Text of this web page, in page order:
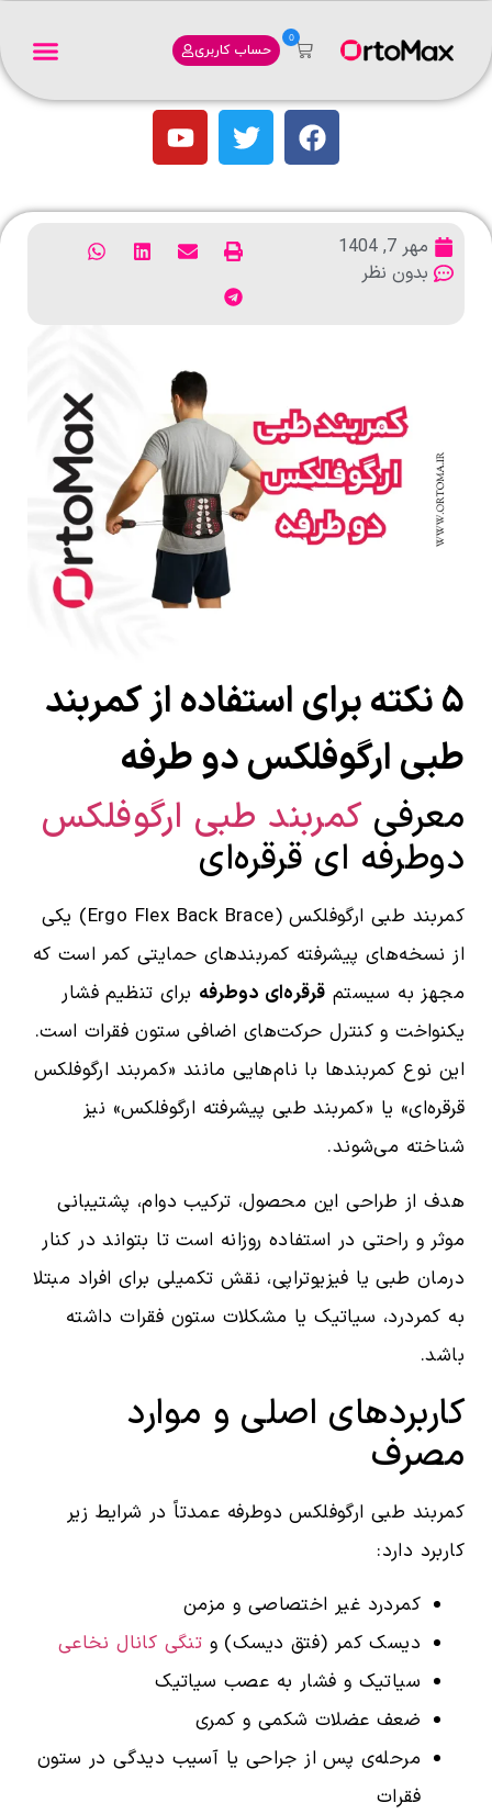
0
حساب کاربری
مهر 7, 1404
بدون نظر
۵ نکته برای استفاده از کمربند
طبی ارگوفلکس دو طرفه
معرفیکمربند طبی ارگوفلکس
دوطرفه ای قرقره‌ای
کمربند طبی ارگوفلکس (Ergo Flex Back Brace) یکی
از نسخه‌های پیشرفته کمربندهای حمایتی کمر است که
مجهز به سیستم قرقره‌ای دوطرفه برای تنظیم فشار
یکنواخت و کنترل حرکت‌های اضافی ستون فقرات است.
این نوع کمربندها با نام‌هایی مانند «کمربند ارگوفلکس
قرقره‌ای» یا «کمربند طبی پیشرفته ارگوفلکس» نیز
شناخته می‌شوند.
هدف از طراحی این محصول، ترکیب دوام، پشتیبانی
موثر و راحتی در استفاده روزانه است تا بتواند در کنار
درمان طبی یا فیزیوتراپی، نقش تکمیلی برای افراد مبتلا
به کمردرد، سیاتیک یا مشکلات ستون فقرات داشته
باشد.
کاربردهای اصلی و موارد
مصرف
کمربند طبی ارگوفلکس دوطرفه عمدتاً در شرایط زیر
کاربرد دارد:
کمردرد غیر اختصاصی و مزمن
دیسک کمر (فتق دیسک) و تنگی کانال نخاعی
سیاتیک و فشار به عصب سیاتیک
ضعف عضلات شکمی و کمری
مرحله‌ی پس از جراحی یا آسیب دیدگی در ستون
فقرات